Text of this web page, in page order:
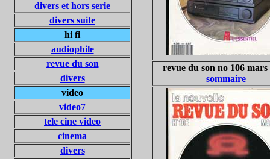
divers et hors serie
divers suite
hi fi
audiophile
revue du son
divers
video
video7
tele cine video
cinema
divers
revue du son no 106 mars
sommaire